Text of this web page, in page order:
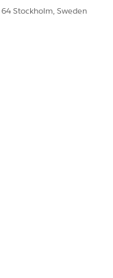
Stockholm, Sweden